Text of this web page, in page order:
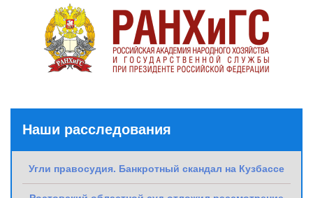
Наши расследования
Угли правосудия. Банкротный скандал на Кузбассе